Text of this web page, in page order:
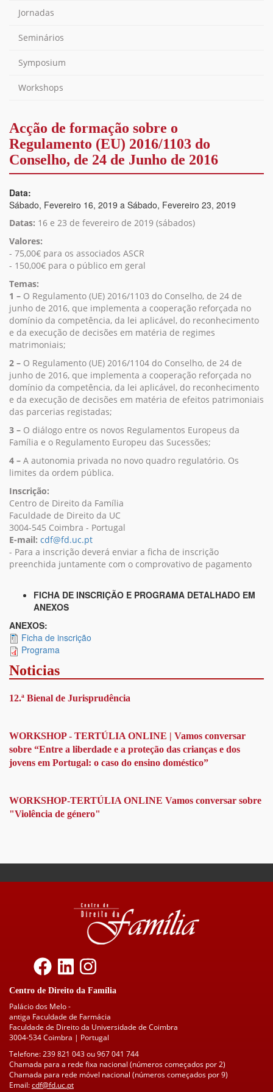
Jornadas
Seminários
Symposium
Workshops
Acção de formação sobre o
Regulamento (EU) 2016/1103 do
Conselho, de 24 de Junho de 2016
Data:
Sábado, Fevereiro 16, 2019 a Sábado, Fevereiro 23, 2019
Datas: 16 e 23 de fevereiro de 2019 (sábados)
Valores:
- 75,00€ para os associados ASCR
- 150,00€ para o público em geral
Temas:
1 – O Regulamento (UE) 2016/1103 do Conselho, de 24 de
junho de 2016, que implementa a cooperação reforçada no
domínio da competência, da lei aplicável, do reconhecimento
e da execução de decisões em matéria de regimes
matrimoniais;
2 – O Regulamento (UE) 2016/1104 do Conselho, de 24 de
junho de 2016, que implementa a cooperação reforçada no
domínio da competência, da lei aplicável, do reconhecimento
e da execução de decisões em matéria de efeitos patrimoniais
das parcerias registadas;
3 – O diálogo entre os novos Regulamentos Europeus da
Família e o Regulamento Europeu das Sucessões;
4 – A autonomia privada no novo quadro regulatório. Os
limites da ordem pública.
Inscrição:
Centro de Direito da Família
Faculdade de Direito da UC
3004-545 Coimbra - Portugal
E-mail: cdf@fd.uc.pt
- Para a inscrição deverá enviar a ficha de inscrição
preenchida juntamente com o comprovativo de pagamento
FICHA DE INSCRIÇÃO E PROGRAMA DETALHADO EM
ANEXOS
ANEXOS:
Ficha de inscrição
Programa
Noticias
12.ª Bienal de Jurisprudência
WORKSHOP - TERTÚLIA ONLINE | Vamos conversar
sobre “Entre a liberdade e a proteção das crianças e dos
jovens em Portugal: o caso do ensino doméstico”
WORKSHOP-TERTÚLIA ONLINE Vamos conversar sobre
"Violência de género"
Centro de Direito da Família
Palácio dos Melo -
antiga Faculdade de Farmácia
Faculdade de Direito da Universidade de Coimbra
3004-534 Coimbra | Portugal
Telefone: 239 821 043 ou 967 041 744
Chamada para a rede fixa nacional (números começados por 2)
Chamada para rede móvel nacional (números começados por 9)
Email:cdf@fd.uc.pt